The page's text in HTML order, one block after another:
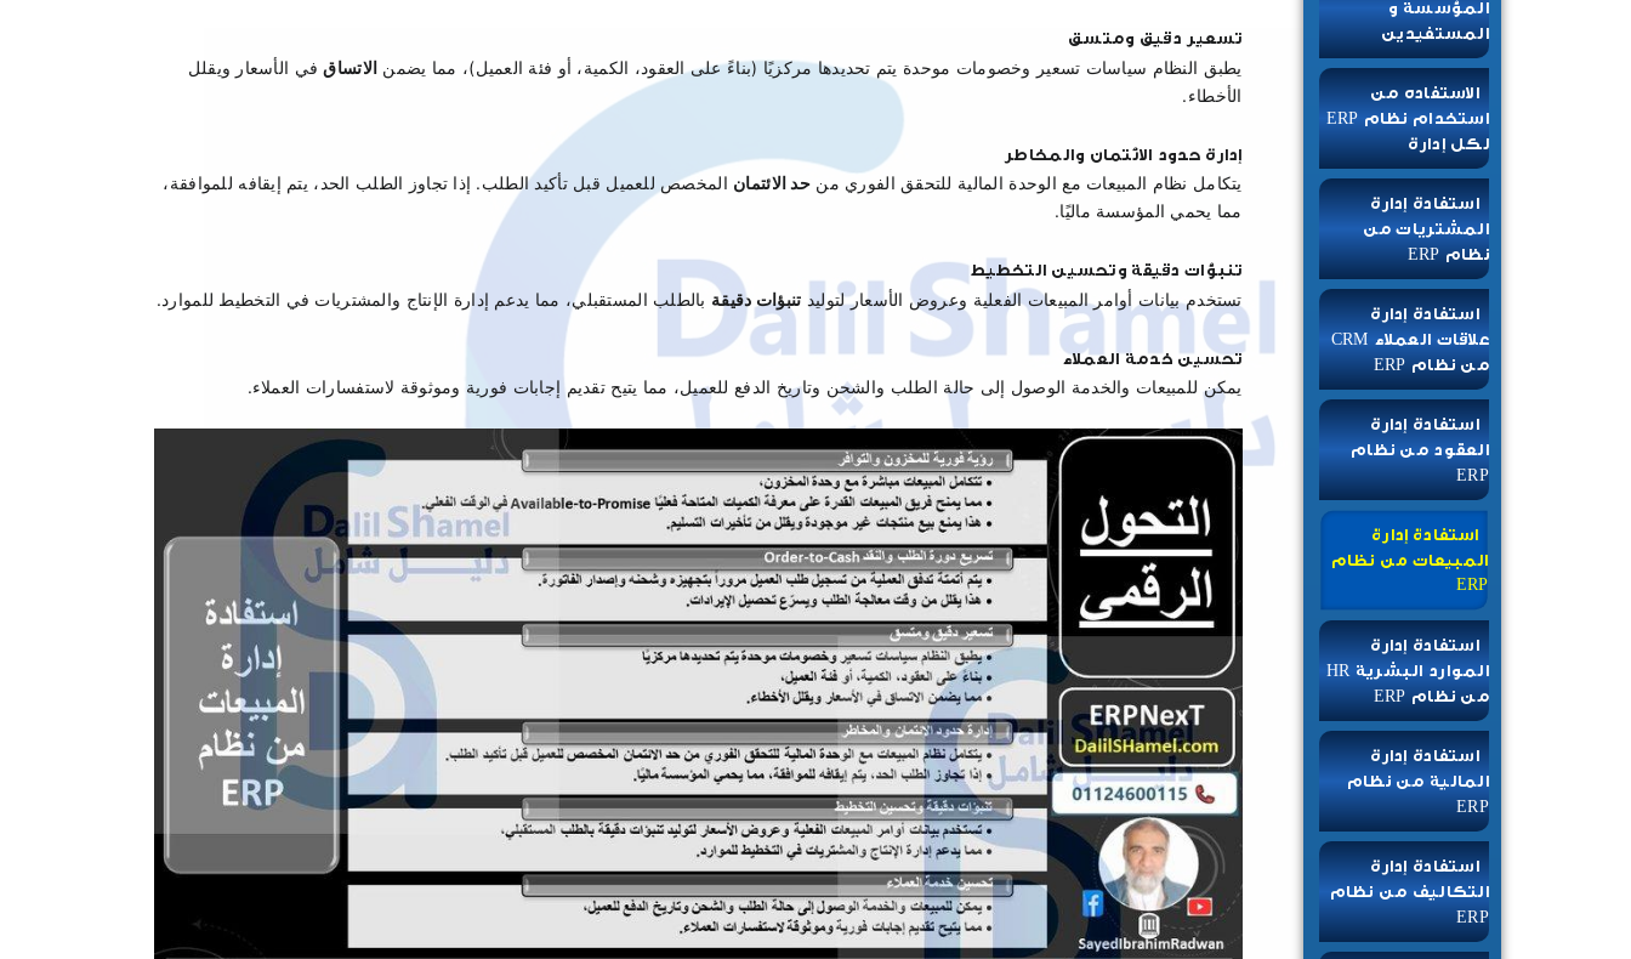
المؤسسة و
المستفيدين
الاستفاده من
استخدام نظام ERP
لكل إدارة
استفادة إدارة
المشتريات من
نظام ERP
استفادة إدارة
علاقات العملاء CRM
من نظام ERP
استفادة إدارة
العقود من نظام
ERP
استفادة إدارة
المبيعات من نظام
ERP
استفادة إدارة
الموارد البشرية HR
من نظام ERP
استفادة إدارة
المالية من نظام
ERP
استفادة إدارة
التكاليف من نظام
ERP
تسعير دقيق ومتسق
يطبق النظام سياسات تسعير وخصومات موحدة يتم تحديدها مركزيًا (بناءً على العقود، الكمية، أو فئة العميل)، مما يضمن الاتساق
الأخطاء.
إدارة حدود الائتمان والمخاطر
يتكامل نظام المبيعات مع الوحدة المالية للتحقق الفوري من حد الائتمان
مما يحمي المؤسسة ماليًا.
تنبؤات دقيقة وتحسين التخطيط
تستخدم بيانات أوامر المبيعات الفعلية وعروض الأسعار لتوليد تنبؤات دقيقة بالطلب المستقبلي، مما يدعم إدارة الإنتاج والمشتريات في التخطيط للموارد.
تحسين خدمة العملاء
يمكن للمبيعات والخدمة الوصول إلى حالة الطلب والشحن وتاريخ الدفع للعميل، مما يتيح تقديم إجابات فورية وموثوقة لاستفسارات العملاء.